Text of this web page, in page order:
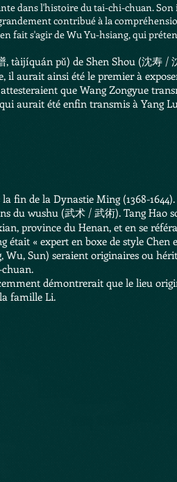
dans l'histoire du tai-chi-chuan.
contribué à la
fait s'agir deWu Yu-hsiang, qui
tàijíquán pǔ) de Shen Shou (沈寿 /
il aurait ainsi été le premier à
que Wang Zongyue
aurait été enfin transmis à Yang
fin de la Dynastie Ming(1368-
du wushu (武术 / 武術). Tang Hao
province du Henan, et en se
était « expert en boxe de style
Wu, Sun) seraient originaires ou
démontrerait que le lieu
famille Li.